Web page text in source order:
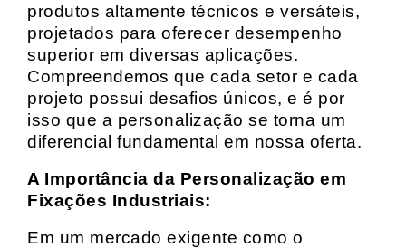
produtos altamente técnicos e versáteis,
projetados para oferecer desempenho
superior em diversas aplicações.
Compreendemos que cada setor e cada
projeto possui desafios únicos, e é por
isso que a personalização se torna um
diferencial fundamental em nossa oferta.
A Importância da Personalização em
Fixações Industriais:
Em um mercado exigente como o